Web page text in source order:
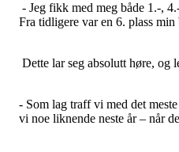
- Jeg fikk med meg både 1.-,
Fra tidligere var en 6. plass min
Dette lar seg absolutt høre, og
- Som lag traff vi med det
vi noe liknende neste år – når